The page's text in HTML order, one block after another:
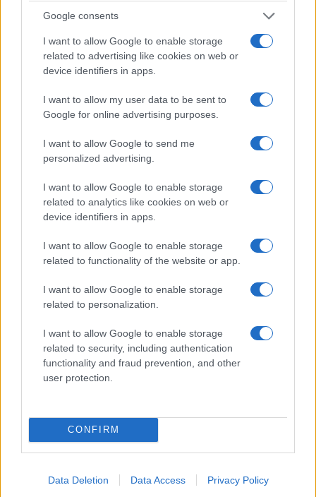
Google consents
I want to allow Google to enable storage
related to advertising like cookies on web or
device identifiers in apps.
I want to allow my user data to be sent to
Google for online advertising purposes.
I want to allow Google to send me
personalized advertising.
I want to allow Google to enable storage
related to analytics like cookies on web or
device identifiers in apps.
I want to allow Google to enable storage
related to functionality of the website or app.
I want to allow Google to enable storage
related to personalization.
I want to allow Google to enable storage
related to security, including authentication
functionality and fraud prevention, and other
user protection.
CONFIRM
Data Deletion Data Access Privacy Policy
ΠΟΛΙΤΙΚΗ
Άρθηκε η ασυλία της Ζωής Κωνσταντοπούλου –
22/07/2026 - 6:20μμ
ΠΟΛΙΤΙΚΗ
Άρση ασυλίας για τον Μάριο Σαλμά – Βαριές
καταγγελίες κατά Γεωργιάδη